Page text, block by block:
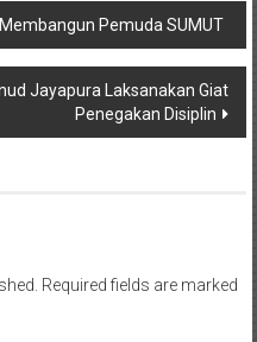
Pemuda SUMUT
Jayapura Laksanakan Giat
Penegakan Disiplin
Required fields are marked